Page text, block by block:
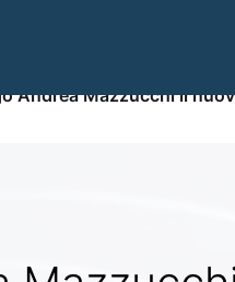
il
Andrea Mazzucchi il